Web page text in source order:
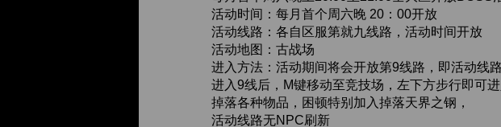
活动时间：每月首个周六晚 20：00开放
活动线路：各自区服第就九线路，活动时间开放
活动地图：古战场
进入方法：活动期间将会开放第9线路，即活动线
进入9线后，M键移动至竞技场，左下方步行即可
掉落各种物品，困顿特别加入掉落天界之钢，
活动线路无NPC刷新